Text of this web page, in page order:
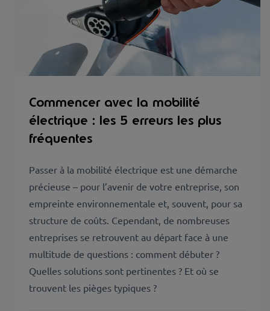
Commencer avec la mobilité
électrique : les 5 erreurs les plus
fréquentes
Passer à la mobilité électrique est une démarche
précieuse – pour l’avenir de votre entreprise, son
empreinte environnementale et, souvent, pour sa
structure de coûts. Cependant, de nombreuses
entreprises se retrouvent au départ face à une
multitude de questions : comment débuter ?
Quelles solutions sont pertinentes ? Et où se
trouvent les pièges typiques ?